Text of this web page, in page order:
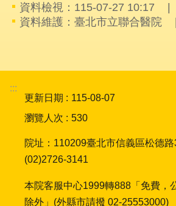
FAQ
資料檢視：115-07-27 10:17
資料維護：臺北市立聯合醫院
:::
更新日期
115-08-07
瀏覽人次
530
院址：110209臺北市信義區松德路
(02)2726-3141
本院客服中心1999轉888「免費，
除外」(外縣市請撥 02-25553000)